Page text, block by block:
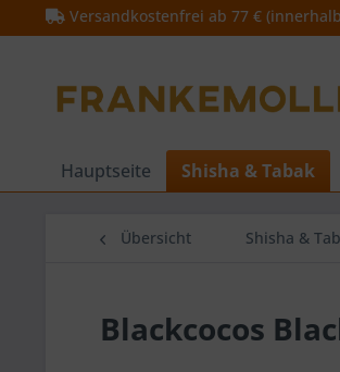
Versandkostenfrei ab 77 €
Hauptseite Shisha & Tabak
Übersicht Shisha &
Blackcocos